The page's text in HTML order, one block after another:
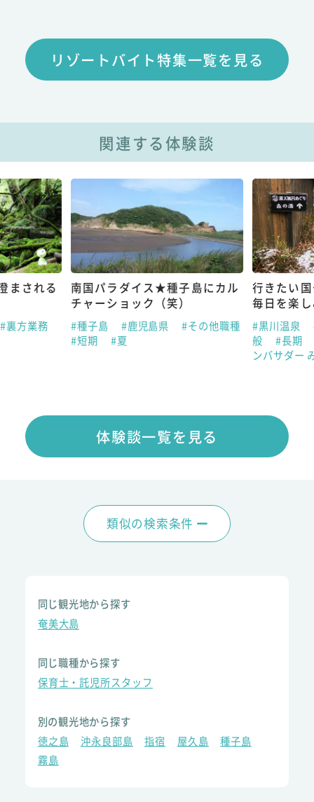
リゾートバイト特集一覧を見る
関連する体験談
まされる
#裏方業務
南国パラダイス★種子島にカル
チャーショック（笑）
#種子島 #鹿児島県
#その他職種
#短期
#夏
行きたい
毎日を楽
#黒川温泉
般
#長期
ンバサダー
体験談一覧を見る
類似の検索条件
同じ観光地から探す
奄美大島
同じ職種から探す
保育士・託児所スタッフ
別の観光地から探す
徳之島
沖永良部島 指宿 屋久島
種子島
霧島